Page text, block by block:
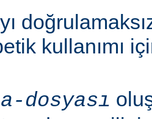
kullanımı
dosyası